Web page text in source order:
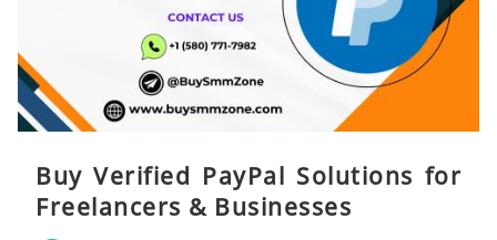
Buy Verified PayPal Solutions for
Freelancers & Businesses